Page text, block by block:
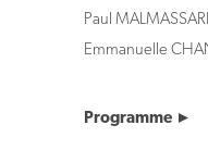
Paul
Emmanuelle
Programme ►